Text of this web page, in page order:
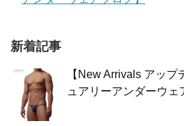
新着記事
【New Arrivals アッ
ュアリーアンダーウェ